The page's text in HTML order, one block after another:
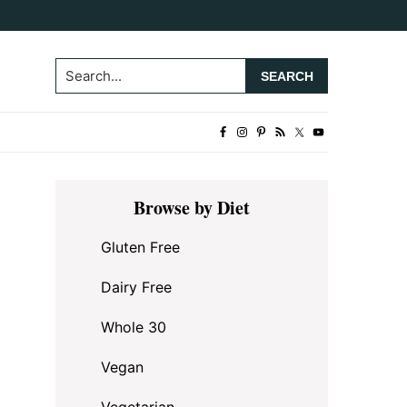
Search...
Primary
SidebarBrowse by Diet
Gluten Free
Dairy Free
Whole 30
Vegan